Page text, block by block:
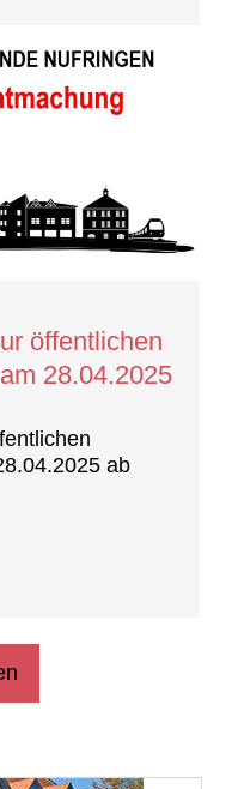
öffentlichen
28.04.2025
ab